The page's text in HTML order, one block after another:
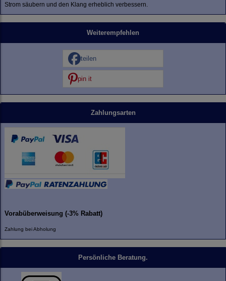
Strom säubern und den Klang erheblich verbessern.
Weiterempfehlen
teilen
pin it
Zahlungsarten
Vorabüberweisung (-3% Rabatt)
Zahlung bei Abholung
Persönliche Beratung.